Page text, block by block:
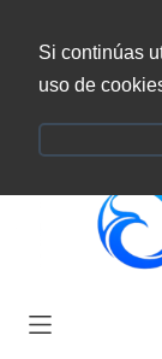
Si continúas
uso de